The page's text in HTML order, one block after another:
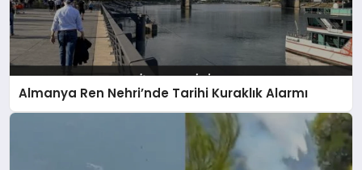
Almanya Ren Nehri’nde Tarihi Kuraklık Alarmı